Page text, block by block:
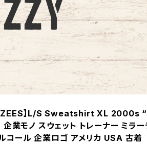
】L/S Sweatshirt XL 2000s
業モノ スウェット トレーナー ミラー
コール 企業ロゴ アメリカ USA 古着